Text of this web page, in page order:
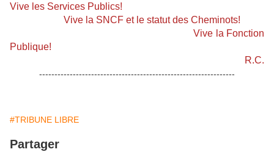
Vive les Services Publics!
Vive la SNCF et le statut des Cheminots!
Vive la Fonction
Publique!
R.C.
----------------------------------------------------------------
#TRIBUNE LIBRE
Partager